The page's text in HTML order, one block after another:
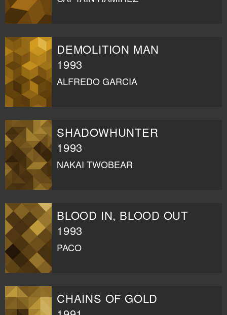
DEMOLITION MAN
1993
ALFREDO GARCIA
SHADOWHUNTER
1993
NAKAI TWOBEAR
BLOOD IN, BLOOD OUT
1993
PACO
CHAINS OF GOLD